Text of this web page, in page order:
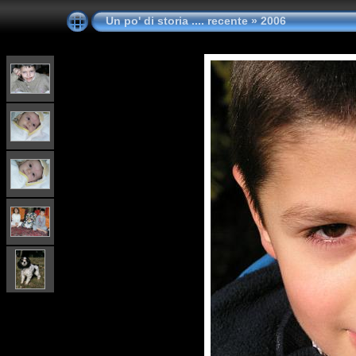
Un po' di storia .... recente»2006